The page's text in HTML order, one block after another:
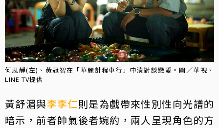
何思靜(左)、黃冠智在「華麗計程車行」中湊對談戀愛。圖／華視、
LINE TV提供
黃舒湄與李李仁則是為戲帶來性別性向光譜的
暗示，前者帥氣後者婉約，兩人呈現角色的方